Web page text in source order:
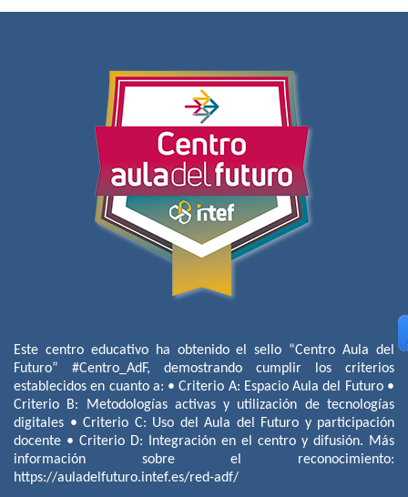
Este centro educativo ha obtenido el sello “Centro Aula del
Futuro” #Centro_AdF, demostrando cumplir los criterios
establecidos en cuanto a: • Criterio A: Espacio Aula del Futuro •
Criterio B: Metodologías activas y utilización de tecnologías
digitales • Criterio C: Uso del Aula del Futuro y participación
docente • Criterio D: Integración en el centro y difusión. Más
información sobre el reconocimiento:
https://auladelfuturo.intef.es/red-adf/